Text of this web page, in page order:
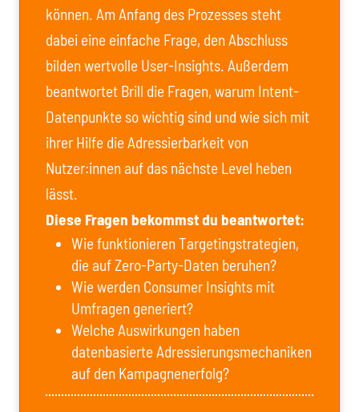
können. Am Anfang des Prozesses steht
dabei eine einfache Frage, den Abschluss
bilden wertvolle User-Insights. Außerdem
beantwortet Brill die Fragen, warum Intent-
Datenpunkte so wichtig sind und wie sich mit
ihrer Hilfe die Adressierbarkeit von
Nutzer:innen auf das nächste Level heben
lässt.
Diese Fragen bekommst du beantwortet:
Wie funktionieren Targetingstrategien,
die auf Zero-Party-Daten beruhen?
Wie werden Consumer Insights mit
Umfragen generiert?
Welche Auswirkungen haben
datenbasierte Adressierungsmechaniken
auf den Kampagnenerfolg?